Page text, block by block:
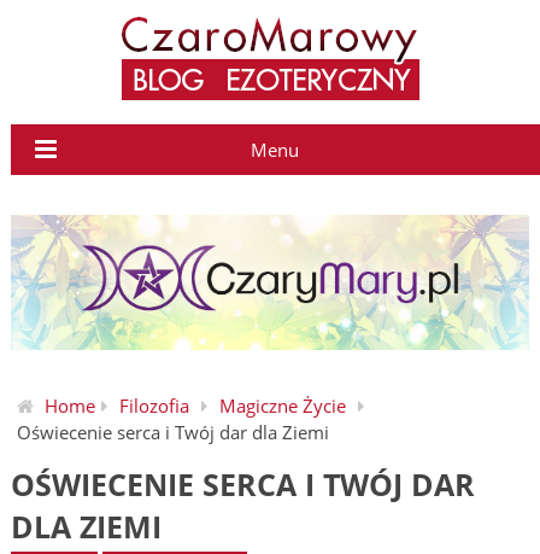
Menu
Home Filozofia
Magiczne Życie
Oświecenie serca i Twój dar dla Ziemi
OŚWIECENIE SERCA I TWÓJ DAR
DLA ZIEMI